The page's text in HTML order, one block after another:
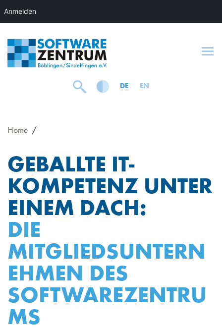
DE EN
Home
GEBALLTE IT-
KOMPETENZ UNTER
EINEM DACH:
DIE
MITGLIEDSUNTERN
EHMEN DES
SOFTWAREZENTRU
MS
Anmelden